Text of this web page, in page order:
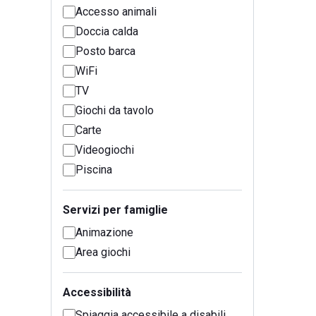
Accesso animali
Doccia calda
Posto barca
WiFi
TV
Giochi da tavolo
Carte
Videogiochi
Piscina
Servizi per famiglie
Animazione
Area giochi
Accessibilità